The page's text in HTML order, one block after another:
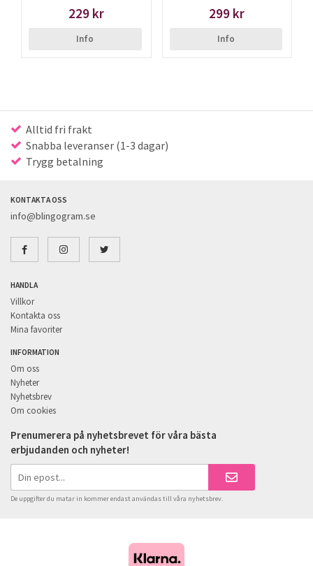
229 kr
Info
299 kr
Info
Alltid fri frakt
Snabba leveranser (1-3 dagar)
Trygg betalning
KONTAKTA OSS
info@blingogram.se
HANDLA
Villkor
Kontakta oss
Mina favoriter
INFORMATION
Om oss
Nyheter
Nyhetsbrev
Om cookies
Prenumerera på nyhetsbrevet för våra bästa
erbjudanden och nyheter!
De uppgifter du matar in kommer endast användas till våra nyhetsbrev.